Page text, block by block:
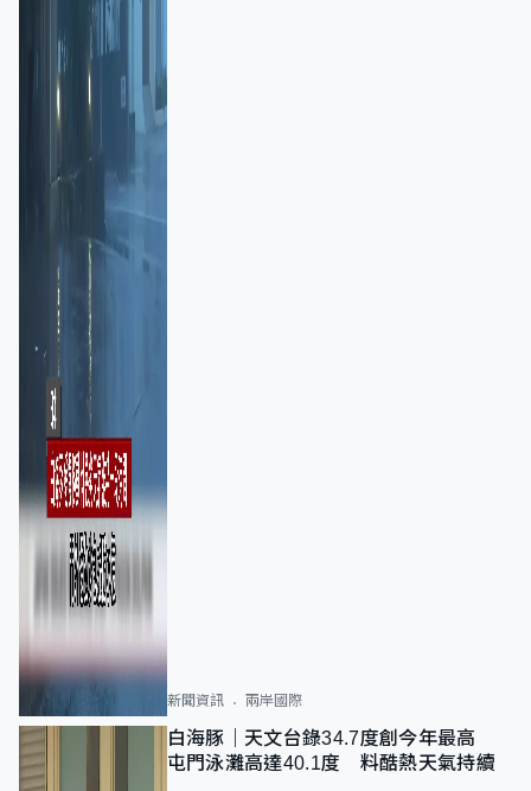
新聞資訊 兩岸國際
白海豚｜天文台錄34.7度創今年最高
屯門泳灘高達40.1度 料酷熱天氣持續